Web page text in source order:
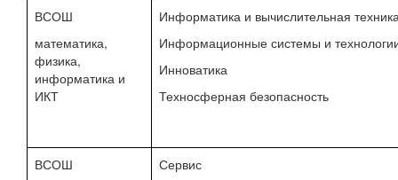
ВСОШ
математика,
физика,
информатика и
ИКТ
Информатика и вычислительная
Информационные системы и
Инноватика
Техносферная безопасность
ВСОШ
Сервис